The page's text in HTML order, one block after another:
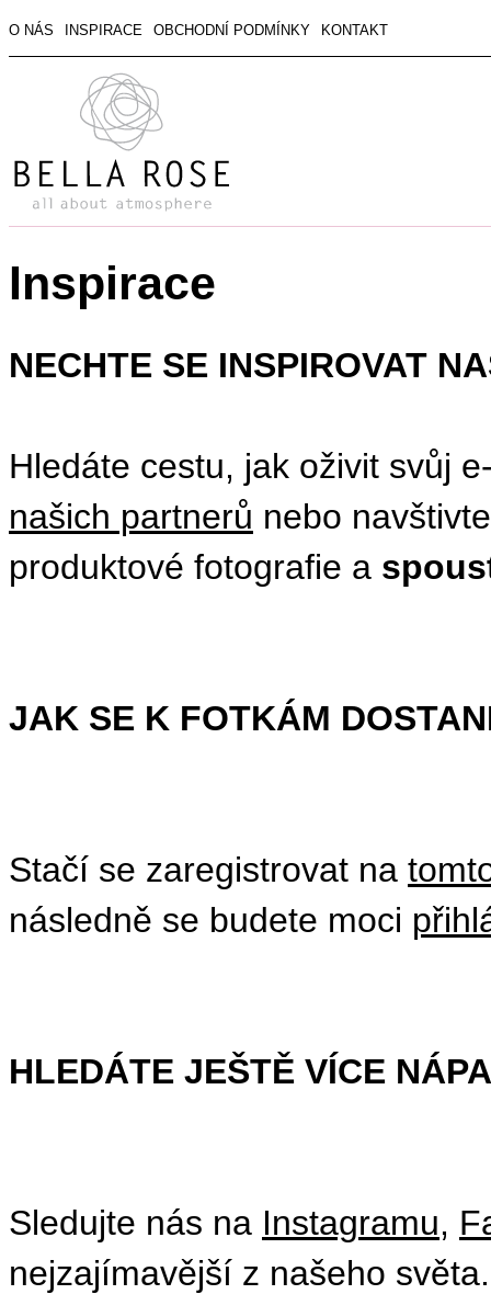
O NÁS INSPIRACE OBCHODNÍ PODMÍNKY KONTAKT
Inspirace
NECHTE SE INSPIROVAT
Hledáte cestu, jak oživit svůj
našich partnerů nebo
produktové fotografie a
JAK SE K FOTKÁM
Stačí se zaregistrovat na
následně se budete moci
HLEDÁTE JEŠTĚ VÍCE
Sledujte nás na Instagramu,
nejzajímavější z našeho